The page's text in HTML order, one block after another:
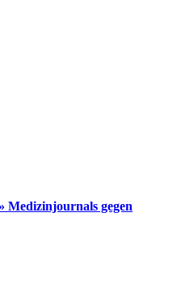
Medizinjournals gegen